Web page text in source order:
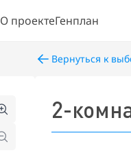
О проектеГенплан
Вернуться к
2-